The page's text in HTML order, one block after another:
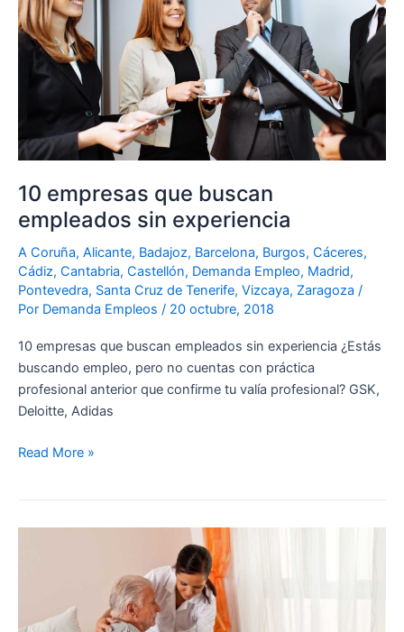
10 empresas que buscan
empleados sin experiencia
A Coruña, Alicante, Badajoz, Barcelona, Burgos, Cáceres,
Cádiz, Cantabria, Castellón, Demanda Empleo, Madrid,
Pontevedra, Santa Cruz de Tenerife, Vizcaya, Zaragoza /
Por Demanda Empleos / 20 octubre, 2018
10 empresas que buscan empleados sin experiencia ¿Estás
buscando empleo, pero no cuentas con práctica
profesional anterior que confirme tu valía profesional? GSK,
Deloitte, Adidas
empleados
sin
experiencia
Read More »
CANTABRIA